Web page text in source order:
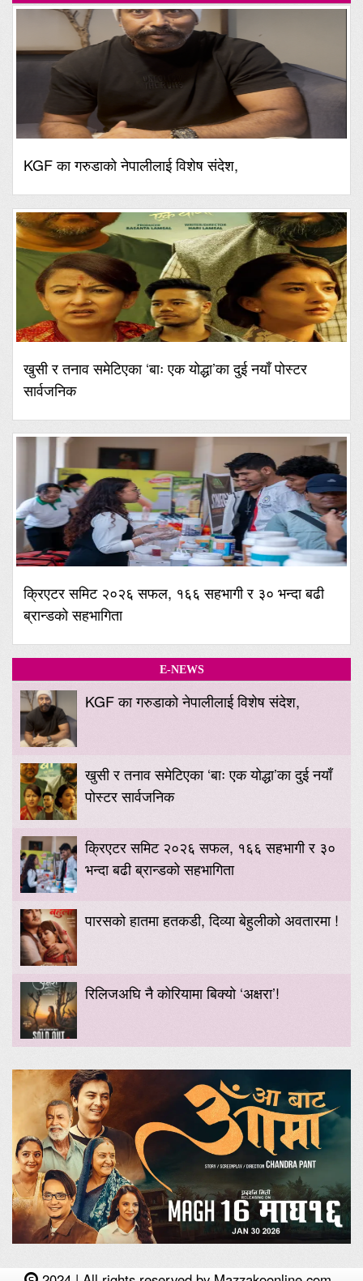
KGF का गरुडाको नेपालीलाई विशेष संदेश,
खुसी र तनाव समेटिएका ‘बाः एक योद्धा’का दुई नयाँ पोस्टर
सार्वजनिक
क्रिएटर समिट २०२६ सफल, १६६ सहभागी र ३० भन्दा बढी
ब्रान्डको सहभागिता
E-NEWS
KGF का गरुडाको नेपालीलाई विशेष संदेश,
खुसी र तनाव समेटिएका ‘बाः एक योद्धा’का दुई नयाँ
पोस्टर सार्वजनिक
क्रिएटर समिट २०२६ सफल, १६६ सहभागी र ३०
भन्दा बढी ब्रान्डको सहभागिता
पारसको हातमा हतकडी, दिव्या बेहुलीको अवतारमा !
रिलिजअघि नै कोरियामा बिक्यो ‘अक्षरा’!